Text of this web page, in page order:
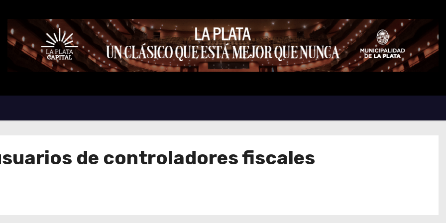
de controladores fiscales